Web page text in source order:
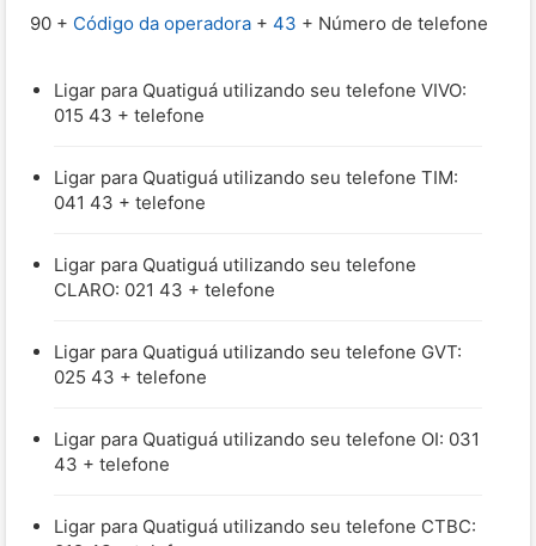
90 + Código da operadora + 43 + Número de telefone
Ligar para Quatiguá utilizando seu telefone VIVO:
015 43 + telefone
Ligar para Quatiguá utilizando seu telefone TIM:
041 43 + telefone
Ligar para Quatiguá utilizando seu telefone
CLARO: 021 43 + telefone
Ligar para Quatiguá utilizando seu telefone GVT:
025 43 + telefone
Ligar para Quatiguá utilizando seu telefone OI: 031
43 + telefone
Ligar para Quatiguá utilizando seu telefone CTBC: